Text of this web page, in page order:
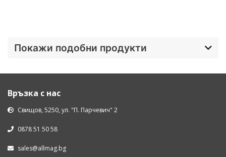
Покажи подобни продукти
Връзка с нас
Свищов, 5250, ул. "П. Парчевич" 2
0878 51 50 58
sales@allmag.bg